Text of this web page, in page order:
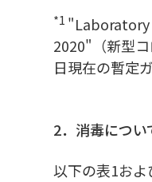
*1 "Laboratory
2020"（新型
日現在の暫定
2．消毒につい
以下の表1およ